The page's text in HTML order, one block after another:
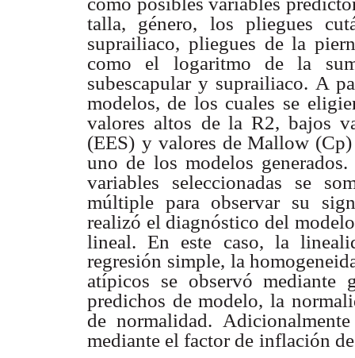
talla, género, los pliegues
suprailiaco, pliegues de la
como el logaritmo de la
subescapular y suprailiaco. A
modelos, de los cuales se
valores altos de la R2, bajos
(EES) y valores de Mallow
uno de los modelos
variables seleccionadas se
múltiple para observar su
realizó el diagnóstico del modelo
lineal. En este caso, la
regresión simple, la
atípicos se observó mediante
predichos de modelo, la
de normalidad. Adicionalmente
mediante el factor de inflación